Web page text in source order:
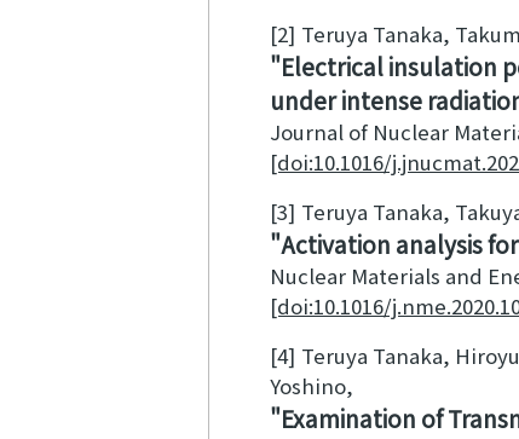
[2] Teruya Tanaka,
Electrical insulation
under intense
Journal of Nuclear
[doi:10.1016/
[3] Teruya Tanaka,
Activation analysis
Nuclear Materials and
[doi:10.1016/
[4] Teruya Tanaka,
Yoshino
Examination of